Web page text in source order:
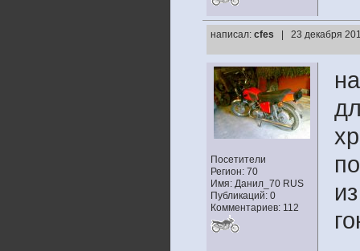
написал: cfes | 23 декабря
Посетители
Регион: 70
Имя: Данил_70 RUS
Публикаций: 0
Комментариев: 112